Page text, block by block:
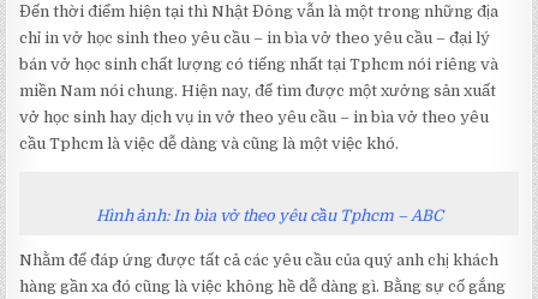
Đến thời điểm hiện tại thì Nhật Đông vẫn là một trong những địa
chỉ in vở học sinh theo yêu cầu – in bìa vở theo yêu cầu – đại lý
bán vở học sinh chất lượng có tiếng nhất tại Tphcm nói riêng và
miền Nam nói chung. Hiện nay, để tìm được một xưởng sản xuất
vở học sinh hay dịch vụ in vở theo yêu cầu – in bìa vở theo yêu
cầu Tphcm là việc dễ dàng và cũng là một việc khó.
Hình ảnh: In bìa vở theo yêu cầu Tphcm – ABC
Nhằm để đáp ứng được tất cả các yêu cầu của quý anh chị khách
hàng gần xa đó cũng là việc không hề dễ dàng gì. Bằng sự cố gắng